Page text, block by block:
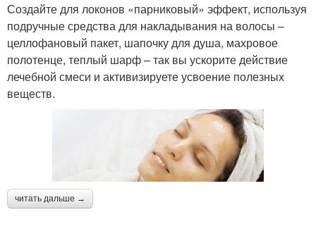
Создайте для локонов «парниковый» эффект, используя
подручные средства для накладывания на волосы –
целлофановый пакет, шапочку для душа, махровое
полотенце, теплый шарф – так вы ускорите действие
лечебной смеси и активизируете усвоение полезных
веществ.
читать дальше →